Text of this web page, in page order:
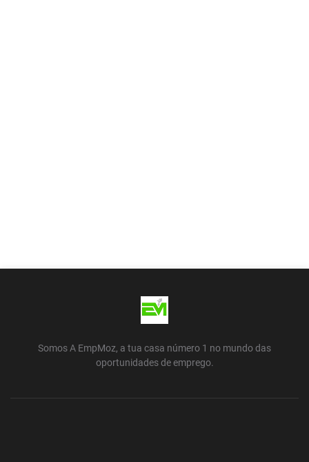
Somos A EmpMoz, a tua casa número 1 no mundo das
oportunidades de emprego.